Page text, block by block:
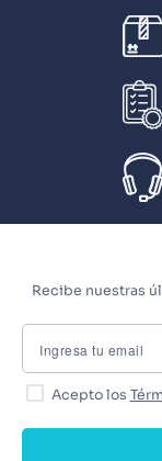
Recibe nuestras
Acepto los